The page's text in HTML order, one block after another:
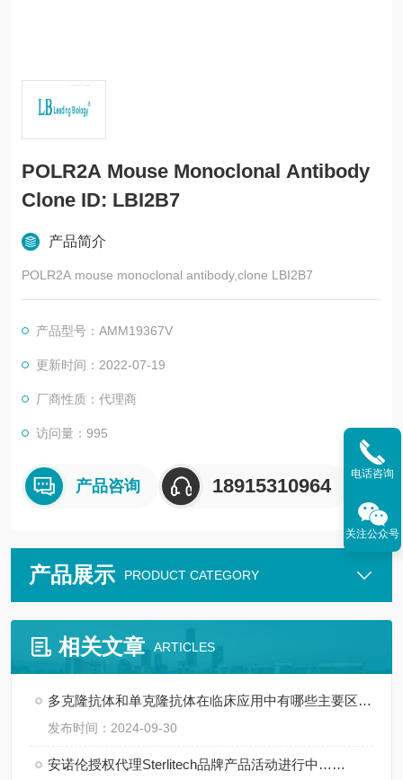
POLR2A Mouse Monoclonal Antibody
Clone ID: LBI2B7
产品简介
POLR2A mouse monoclonal antibody,clone LBI2B7
产品型号：AMM19367V
更新时间：2022-07-19
厂商性质：代理商
访问量：995
产品咨询 18915310964
产品展示 PRODUCT CATEGORY
相关文章 ARTICLES
多克隆抗体和单克隆抗体在临床应用中有哪些主要区别？
发布时间：2024-09-30
安诺伦授权代理Sterlitech品牌产品活动进行中……
电话咨询
关注公众号